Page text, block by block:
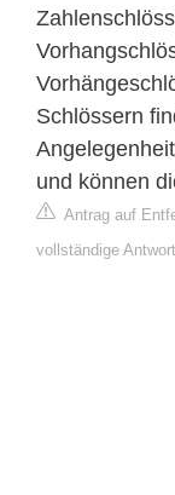
Schlössern
und können
Antrag auf
vollständige